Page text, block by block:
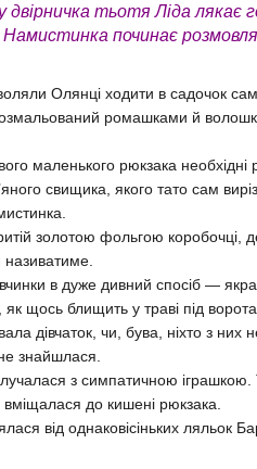
двірничка тьотя Ліда лякає
Намистинка починає
Олянці ходити в садочок
ромашками й
маленького рюкзака необхідні
свищика, якого тато сам
золотою фольгою коробочці,
в дуже дивний спосіб —
щось блищить у траві під
дівчаток, чи, бува, ніхто з них
знайшлася.
з симпатичною
вміщалася до кишені рюкзака.
від однаковісіньких ляльок